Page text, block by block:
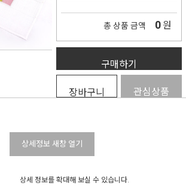
총 상품 금액 0 원
구매하기
장바구니 관심상품
상세정보 새창 열기
상세 정보를 확대해 보실 수 있습니다.